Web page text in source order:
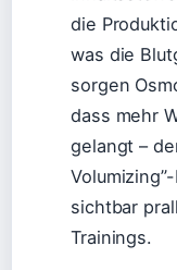
die
was die
sorgen
dass mehr
gelangt –
sichtbar
Trainings.